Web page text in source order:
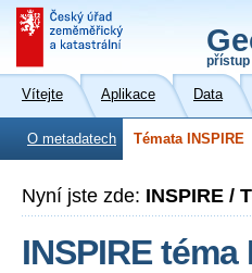
přístup
Vítejte Aplikace Data
O metadatech Témata INSPIRE
Nyní jste zde: INSPIRE /
INSPIRE